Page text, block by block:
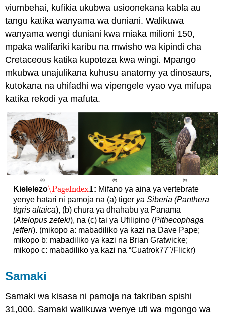
viumbehai, kufikia ukubwa usioonekana kabla au
tangu katika wanyama wa duniani. Walikuwa
wanyama wengi duniani kwa miaka milioni 150,
mpaka walifariki karibu na mwisho wa kipindi cha
Cretaceous katika kupoteza kwa wingi. Mpango
mkubwa unajulikana kuhusu anatomy ya dinosaurs,
kutokana na uhifadhi wa vipengele vyao vya mifupa
katika rekodi ya mafuta.
Kielelezo\PageIndex1
\PageIndex1: Mifano ya aina ya vertebrate
yenye hatari ni pamoja na (a) tiger ya Siberia (Panthera
tigris altaica), (b) chura ya dhahabu ya Panama
(Atelopus zeteki), na (c) tai ya Ufilipino (Pithecophaga
jefferi). (mikopo a: mabadiliko ya kazi na Dave Pape;
mikopo b: mabadiliko ya kazi na Brian Gratwicke;
mikopo c: mabadiliko ya kazi na “Cuatrok77"/Flickr)
Samaki
Samaki wa kisasa ni pamoja na takriban spishi
31,000. Samaki walikuwa wenye uti wa mgongo wa